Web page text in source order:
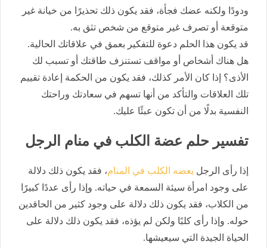
ودودًا ولكنه عضك فجأة، فقد يكون ذلك تحذيرًا من خيانة غير
متوقعة أو تصرف غير متوقع من شخص تثق به.
قد يكون هذا الحلم دعوة للتفكير بعمق في علاقاتك الحالية.
هل هناك أشخاص أو مواقف تستنزف طاقتك أو تسبب لك
الأذى؟ إذا كان الأمر كذلك، فقد يكون من الحكمة إعادة تقييم
تلك العلاقات والتأكد من أنها تسهم في سعادتك وراحتك
النفسية بدلًا من أن تكون عبئًا عليك.
تفسير حلم عضة الكلب في منام الرجل
إذا رأى الرجل يعضه الكلب في المنام، فقد يكون ذلك دلالة
على وجود امرأة سيئة السمعة في حياته. وإذا رأى عددًا كبيرًا
من الكلاب، فقد يكون ذلك دلالة على وجود كثير من الحاقدين
حوله. وإذا رأى كلبًا ولكن لم يؤذه، فقد يكون ذلك دلالة على
الحياة الجيدة التي سيعيشها.